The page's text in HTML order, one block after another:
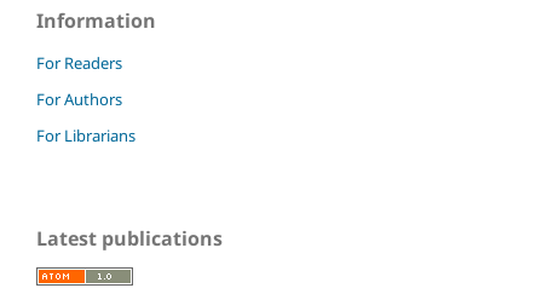
Information
For Readers
For Authors
For Librarians
Latest publications